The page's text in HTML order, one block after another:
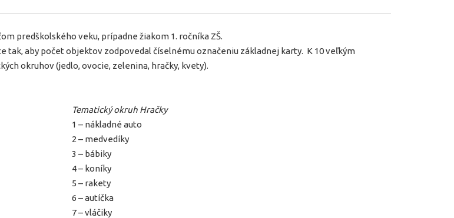
predškolského veku, prípadne žiakom 1. ročníka ZŠ.
aby počet objektov zodpovedal číselnému označeniu základnej karty. K 10 veľkým
okruhov (jedlo, ovocie, zelenina, hračky, kvety).
Tematický okruh Hračky
1 – nákladné auto
2 – medvedíky
3 – bábiky
4 – koníky
5 – rakety
6 – autíčka
7 – vláčiky